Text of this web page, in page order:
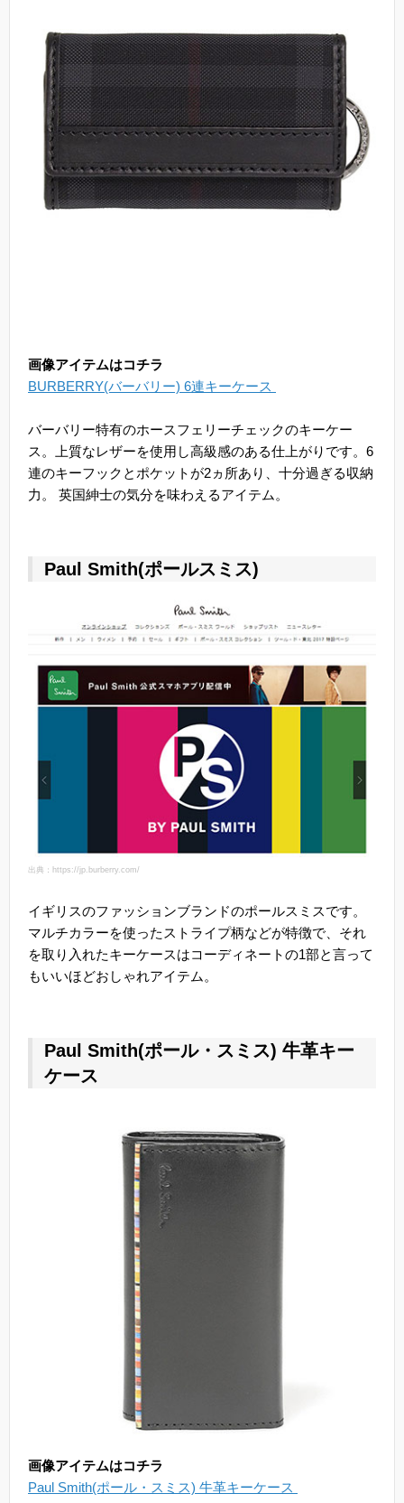
画像アイテムはコチラ
BURBERRY(バーバリー) 6連キーケース
バーバリー特有のホースフェリーチェックのキーケー
ス。上質なレザーを使用し高級感のある仕上がりです。6
連のキーフックとポケットが2ヵ所あり、十分過ぎる収納
力。 英国紳士の気分を味わえるアイテム。
Paul Smith(ポールスミス)
出典：https://jp.burberry.com/
イギリスのファッションブランドのポールスミスです。
マルチカラーを使ったストライプ柄などが特徴で、それ
を取り入れたキーケースはコーディネートの1部と言って
もいいほどおしゃれアイテム。
Paul Smith(ポール・スミス) 牛革キー
ケース
画像アイテムはコチラ
Paul Smith(ポール・スミス) 牛革キーケース